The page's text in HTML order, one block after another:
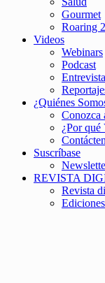
Gourmet
Roaring
Videos
Webinars
Podcast
¿Quiénes
Conozca
¿Por
Suscríbase
REVISTA
Revista